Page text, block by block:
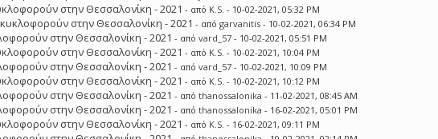
στην Θεσσαλονίκη - 2021 - από K.S. - 10-02-2021, 05:32 PM
στην Θεσσαλονίκη - 2021 - απόgarvanitis - 10-02-2021, 06:34 PM
στην Θεσσαλονίκη - 2021 - απόvard_57 - 10-02-2021, 05:51 PM
στην Θεσσαλονίκη - 2021 - από K.S. - 10-02-2021, 10:04 PM
στην Θεσσαλονίκη - 2021 - απόvard_57 - 10-02-2021, 10:09 PM
στην Θεσσαλονίκη - 2021 - από K.S. - 10-02-2021, 10:12 PM
στην Θεσσαλονίκη - 2021 - απόthanossalonika - 11-02-2021, 08:45 AM
στην Θεσσαλονίκη - 2021 - απόthanossalonika - 16-02-2021, 05:01 PM
στην Θεσσαλονίκη - 2021 - από K.S. - 16-02-2021, 09:11 PM